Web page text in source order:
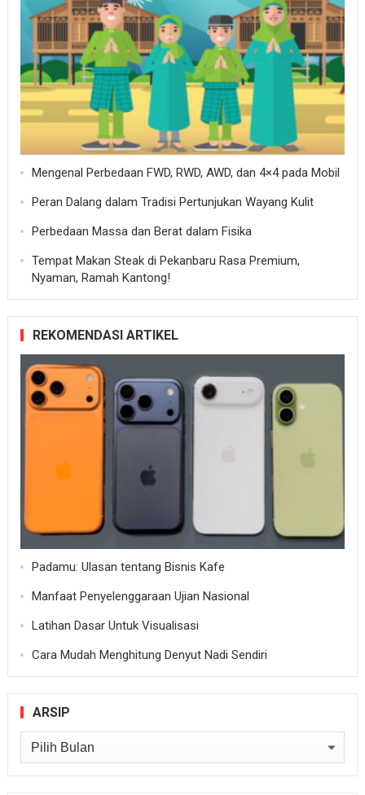
Mengenal Perbedaan FWD, RWD, AWD, dan 4×4 pada Mobil
Peran Dalang dalam Tradisi Pertunjukan Wayang Kulit
Perbedaan Massa dan Berat dalam Fisika
Tempat Makan Steak di Pekanbaru Rasa Premium,
Nyaman, Ramah Kantong!
REKOMENDASI ARTIKEL
Padamu: Ulasan tentang Bisnis Kafe
Manfaat Penyelenggaraan Ujian Nasional
Latihan Dasar Untuk Visualisasi
Cara Mudah Menghitung Denyut Nadi Sendiri
ARSIP
Arsip